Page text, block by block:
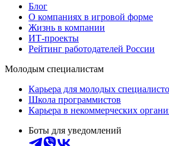
Блог
О компаниях в игровой форме
Жизнь в компании
ИТ-проекты
Рейтинг работодателей России
Молодым специалистам
Карьера для молодых
Школа программистов
Карьера в некоммерческих
Боты для уведомлений